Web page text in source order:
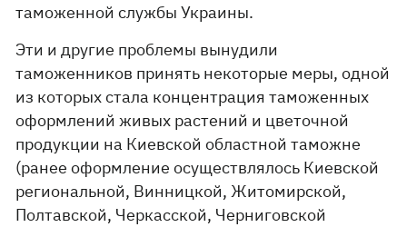
таможенной службы Украины.
Эти и другие проблемы вынудили
таможенников принять некоторые меры, одной
из которых стала концентрация таможенных
оформлений живых растений и цветочной
продукции на Киевской областной таможне
(ранее оформление осуществлялось Киевской
региональной, Винницкой, Житомирской,
Полтавской, Черкасской, Черниговской